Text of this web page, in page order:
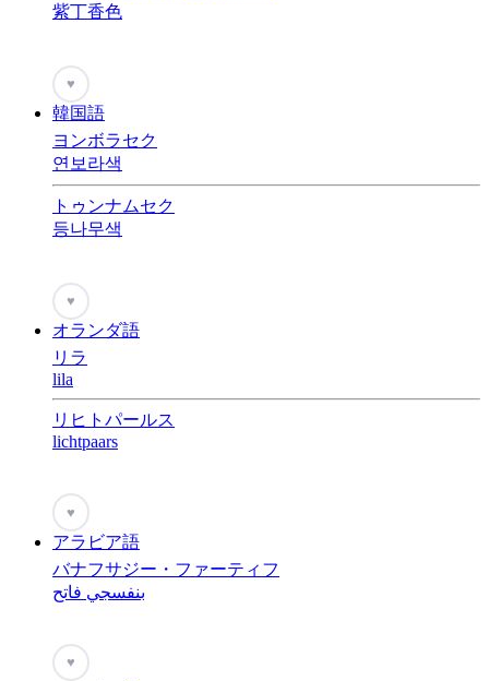
紫丁香色
♥
韓国語
ヨンボラセク
연보라색
トゥンナムセク
등나무색
♥
オランダ語
リラ
lila
リヒトパールス
lichtpaars
♥
アラビア語
バナフサジー・ファーティフ
بنفسجي فاتح
♥